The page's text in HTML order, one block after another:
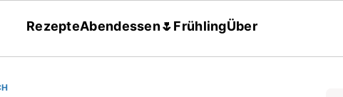
RezepteAbendessen🌷FrühlingÜber